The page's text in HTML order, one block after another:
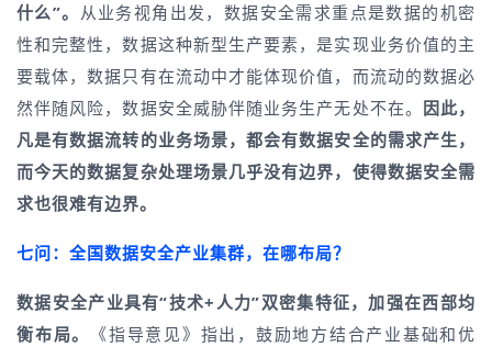
什么”。 从业务视角出发，数据安全需求重点是数据的机密
性和完整性，数据这种新型生产要素，是实现业务价值的主
要载体，数据只有在流动中才能体现价值，而流动的数据必
然伴随风险，数据安全威胁伴随业务生产无处不在。 因此，
凡是有数据流转的业务场景，都会有数据安全的需求产生，
而今天的数据复杂处理场景几乎没有边界，使得数据安全需
求也很难有边界。
七问：全国数据安全产业集群，在哪布局？
数据安全产业具有“技术+人力”双密集特征，加强在西部均
衡布局。
《指导意见》指出，鼓励地方结合产业基础和优